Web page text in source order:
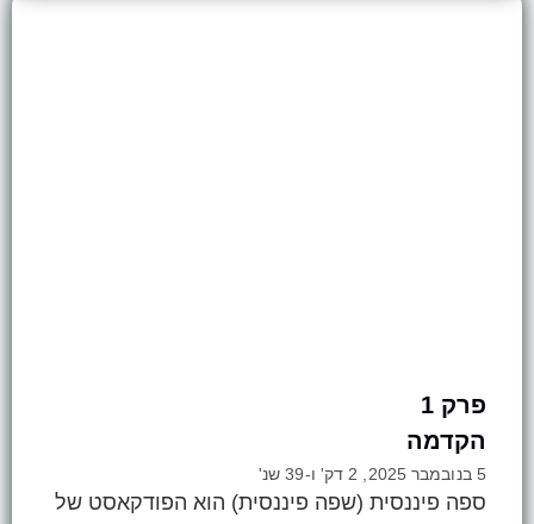
פרק 1
הקדמה
5 בנובמבר 2025, 2 דק' ו-39 שנ'
ספה פיננסית (שפה פיננסית) הוא הפודקאסט של